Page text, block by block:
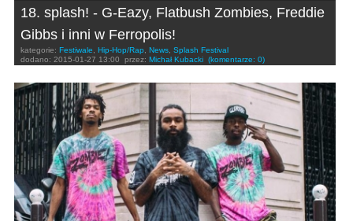
18. splash! - G-Eazy, Flatbush Zombies, Freddie
Gibbs i inni w Ferropolis!
kategorie: Festiwale Hip-Hop/Rap News Splash Festival
dodano: 2015-01-27 13:00 przez: Michał Kubacki (komentarze: 0)